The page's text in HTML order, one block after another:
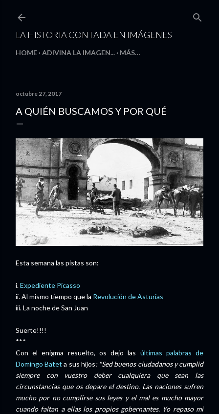
LA HISTORIA CONTADA EN IMÁGENES
HOME ADIVINA LA IMAGEN... MÁS…
octubre 27, 2017
A QUIÉN BUSCAMOS Y POR QUÉ
Esta semana las pistas son:
i.Expediente Picasso
ii. Al mismo tiempo que la Revolución de Asturias
iii. La noche de San Juan
Suerte!!!!
***
Con el enigma resuelto, os dejo las últimas palabras de
Domingo Batet a sus hijos: "Sed buenos ciudadanos y cumplid
siempre con vuestro deber cualquiera que sean las
circunstancias que os depare el destino. Las naciones sufren
mucho por no cumplirse sus leyes y el mal es mucho mayor
cuando faltan a ellas los propios gobernantes. Yo repaso mi